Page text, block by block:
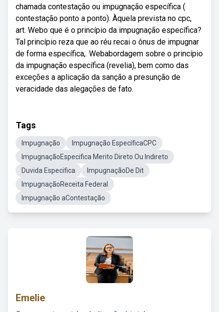
chamada contestação ou impugnação específica (
contestação ponto a ponto). Àquela prevista no cpc,
art. Webo que é o princípio da impugnação específica?
Tal princípio reza que ao réu recai o ônus de impugnar
de forma específica,. Webabordagem sobre o princípio
da impugnação específica (revelia), bem como das
exceções a aplicação da sanção a presunção de
veracidade das alegações de fato.
Tags
Impugnação
Impugnação EspecíficaCPC
ImpugnaçãoEspecifica Merito Direto Ou Indireto
Duvida Especifica
ImpugnaçãoDe Dit
ImpugnaçãoReceita Federal
Impugnação aContestação
Emelie